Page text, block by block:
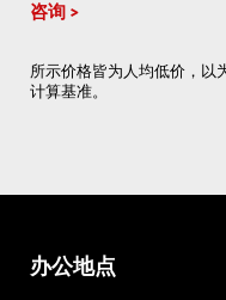
咨询
所示价格皆为人均低价，以
计算基准。
办公地点